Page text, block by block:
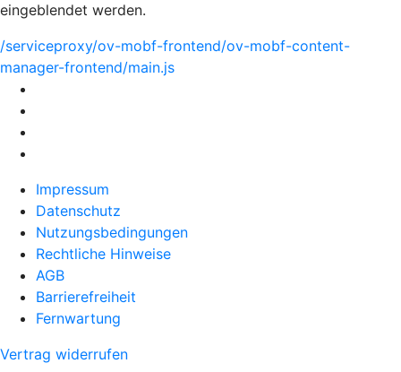
eingeblendet werden.
/serviceproxy/ov-mobf-frontend/ov-mobf-content-
manager-frontend/main.js
Impressum
Datenschutz
Nutzungsbedingungen
Rechtliche Hinweise
AGB
Barrierefreiheit
Fernwartung
Vertrag widerrufen